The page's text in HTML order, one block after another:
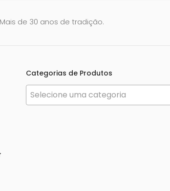
de 30 anos de tradição.
Categorias de Produtos
Selecione uma categoria